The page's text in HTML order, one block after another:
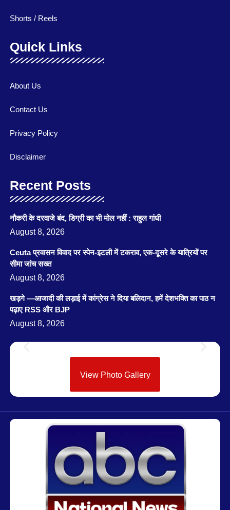
Shorts / Reels
Quick Links
About Us
Contact Us
Privacy Policy
Disclaimer
Recent Posts
नौकरी के दरवाजे बंद, डिग्री का भी मोल नहीं : राहुल गांधी
August 8, 2026
Ceuta प्रवासन विवाद पर स्पेन-इटली में टकराव, एक-दूसरे के यात्रियों पर
सीमा जांच सख्त
August 8, 2026
खड़गे —आजादी की लड़ाई में कांग्रेस ने दिया बलिदान, हमें देशभक्ति का पाठ न
पढ़ाए RSS और BJP
August 8, 2026
View Photo Gallery